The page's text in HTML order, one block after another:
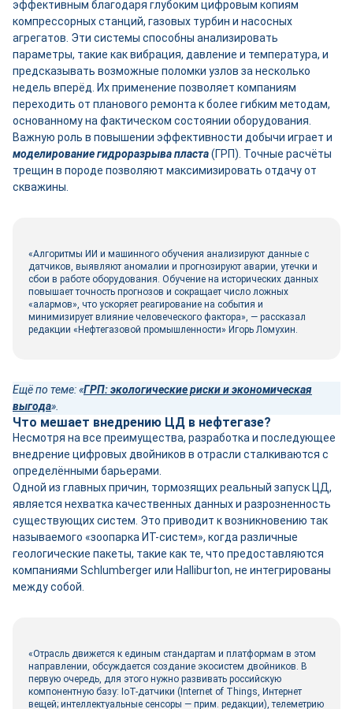
эффективным благодаря глубоким цифровым копиям
компрессорных станций, газовых турбин и насосных
агрегатов. Эти системы способны анализировать
параметры, такие как вибрация, давление и температура, и
предсказывать возможные поломки узлов за несколько
недель вперёд. Их применение позволяет компаниям
переходить от планового ремонта к более гибким методам,
основанному на фактическом состоянии оборудования.
Важную роль в повышении эффективности добычи играет и
моделирование гидроразрыва пласта(ГРП). Точные расчёты
трещин в породе позволяют максимизировать отдачу от
скважины.
«Алгоритмы ИИ и машинного обучения анализируют данные с
датчиков, выявляют аномалии и прогнозируют аварии, утечки и
сбои в работе оборудования. Обучение на исторических данных
повышает точность прогнозов и сокращает число ложных
«алармов», что ускоряет реагирование на события и
минимизирует влияние человеческого фактора», — рассказал
редакции «Нефтегазовой промышленности» Игорь Ломухин.
Ещё по теме: «ГРП: экологические риски и экономическая
выгода».
Что мешает внедрению ЦД в нефтегазе?
Несмотря на все преимущества, разработка и последующее
внедрение цифровых двойников в отрасли сталкиваются с
определёнными барьерами.
Одной из главных причин, тормозящих реальный запуск ЦД,
является нехватка качественных данных и разрозненность
существующих систем. Это приводит к возникновению так
называемого «зоопарка ИТ-систем», когда различные
геологические пакеты, такие как те, что предоставляются
компаниями Schlumberger или Halliburton, не интегрированы
между собой.
«Отрасль движется к единым стандартам и платформам в этом
направлении, обсуждается создание экосистем двойников. В
первую очередь, для этого нужно развивать российскую
компонентную базу: IoT-датчики (Internet of Things, Интернет
вещей; интеллектуальные сенсоры — прим. редакции), телеметрию